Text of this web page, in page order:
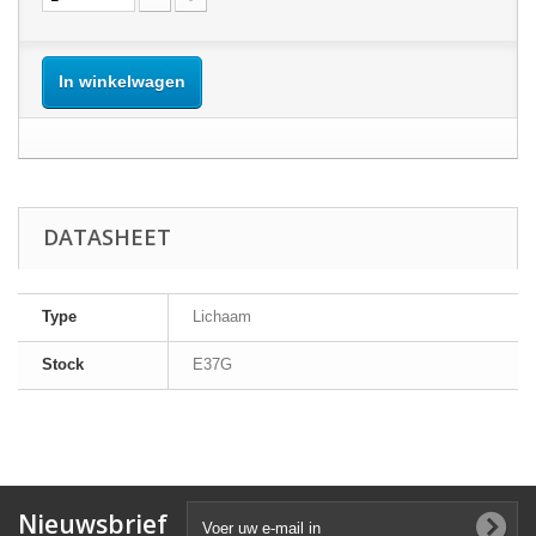
In winkelwagen
DATASHEET
Type Lichaam
Stock E37G
Nieuwsbrief